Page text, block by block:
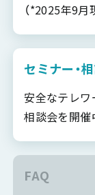
（*2025年9月
セミナー・
安全なテレ
相談会を開催
FAQ